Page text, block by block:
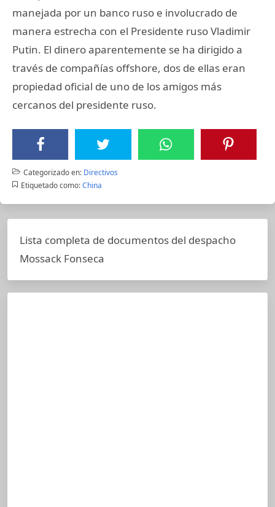
manejada por un banco ruso e involucrado de
manera estrecha con el Presidente ruso Vladimir
Putin. El dinero aparentemente se ha dirigido a
través de compañías offshore, dos de ellas eran
propiedad oficial de uno de los amigos más
cercanos del presidente ruso.
Categorizado en: Directivos
Etiquetado como: China
Lista completa de documentos del despacho
Mossack Fonseca